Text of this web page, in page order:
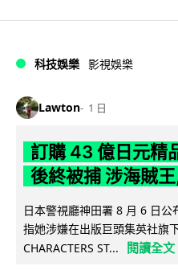
科技娛樂 影視娛樂
Lawton 1 日
訂購 43 億日元精
後終被捕 涉海賊
日本警視廳神田署 8 月 6 日公
指她涉嫌在出版巨頭集英社旗
CHARACTERS ST...
閱讀全文